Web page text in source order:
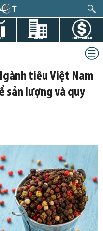
DỰ ÁN CHỨNG KHOÁN
tiêu Việt Nam
sản lượng và quy